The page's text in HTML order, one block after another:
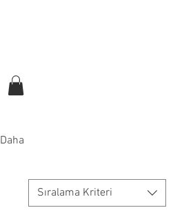
Daha
Sıralama Kriteri